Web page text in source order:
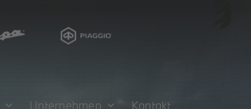
Unternehmen Kontakt